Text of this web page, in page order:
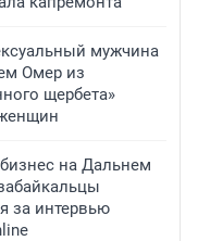
мужчина
Омер из
щербета»
на Дальнем
за интервью